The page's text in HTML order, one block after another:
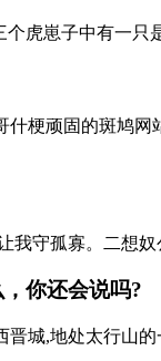
虎崽子中有一
梗顽固的斑鸠
我守孤寡。二想
你还会说吗?
城,地处太行山